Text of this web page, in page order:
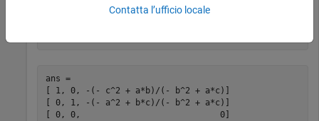
ans =
[ 1, 0, -(- c^2 + a*b)/(- b^2 + a*c)]
[ 0, 1, -(- a^2 + b*c)/(- b^2 + a*c)]
[ 0, 0,                            0]
Contatta l’ufficio locale